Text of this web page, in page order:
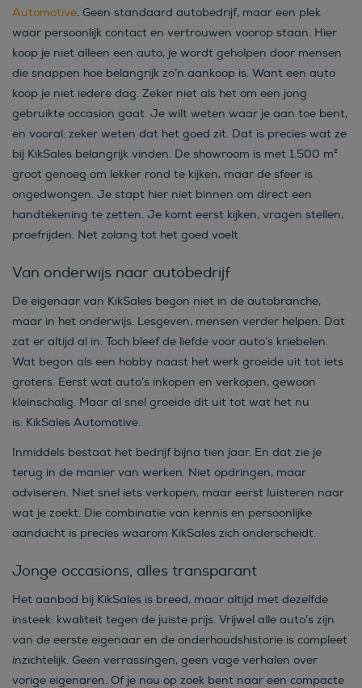
Automotive. Geen standaard autobedrijf, maar een plek
waar persoonlijk contact en vertrouwen voorop staan. Hier
koop je niet alleen een auto, je wordt geholpen door mensen
die snappen hoe belangrijk zo’n aankoop is. Want een auto
koop je niet iedere dag. Zeker niet als het om een jong
gebruikte occasion gaat. Je wilt weten waar je aan toe bent,
en vooral: zeker weten dat het goed zit. Dat is precies wat ze
bij KikSales belangrijk vinden. De showroom is met 1.500 m²
groot genoeg om lekker rond te kijken, maar de sfeer is
ongedwongen. Je stapt hier niet binnen om direct een
handtekening te zetten. Je komt eerst kijken, vragen stellen,
proefrijden. Net zolang tot het goed voelt.
Van onderwijs naar autobedrijf
De eigenaar van KikSales begon niet in de autobranche,
maar in het onderwijs. Lesgeven, mensen verder helpen. Dat
zat er altijd al in. Toch bleef de liefde voor auto’s kriebelen.
Wat begon als een hobby naast het werk groeide uit tot iets
groters. Eerst wat auto’s inkopen en verkopen, gewoon
kleinschalig. Maar al snel groeide dit uit tot wat het nu
is: KikSales Automotive.
Inmiddels bestaat het bedrijf bijna tien jaar. En dat zie je
terug in de manier van werken. Niet opdringen, maar
adviseren. Niet snel iets verkopen, maar eerst luisteren naar
wat je zoekt. Die combinatie van kennis en persoonlijke
aandacht is precies waarom KikSales zich onderscheidt.
Jonge occasions, alles transparant
Het aanbod bij KikSales is breed, maar altijd met dezelfde
insteek: kwaliteit tegen de juiste prijs. Vrijwel alle auto’s zijn
van de eerste eigenaar en de onderhoudshistorie is compleet
inzichtelijk. Geen verrassingen, geen vage verhalen over
vorige eigenaren. Of je nou op zoek bent naar een compacte